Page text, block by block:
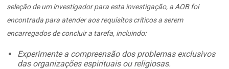
seleção de um investigador para esta investigação, a AOB foi
encontrada para atender aos requisitos críticos a serem
encarregados de concluir a tarefa, incluindo:
Experimente a compreensão dos problemas exclusivos
das organizações espirituais ou religiosas.